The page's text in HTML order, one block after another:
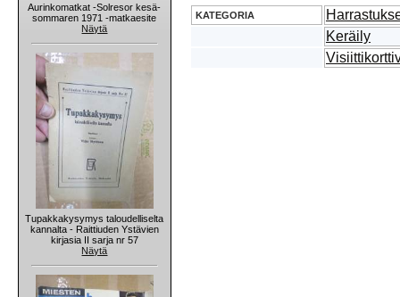
Aurinkomatkat -Solresor kesä-
sommaren 1971 -matkaesite
Näytä
Tupakkakysymys taloudelliselta
kannalta - Raittiuden Ystävien
kirjasia II sarja nr 57
Näytä
KATEGORIA
Keräily